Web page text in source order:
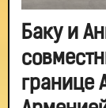
Баку и
границе